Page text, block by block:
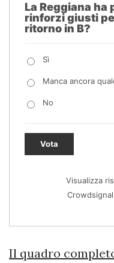
La Reggiana ha
rinforzi giusti
ritorno in B?
Sì
Manca ancora
No
Vota
Visualizza
Il quadro